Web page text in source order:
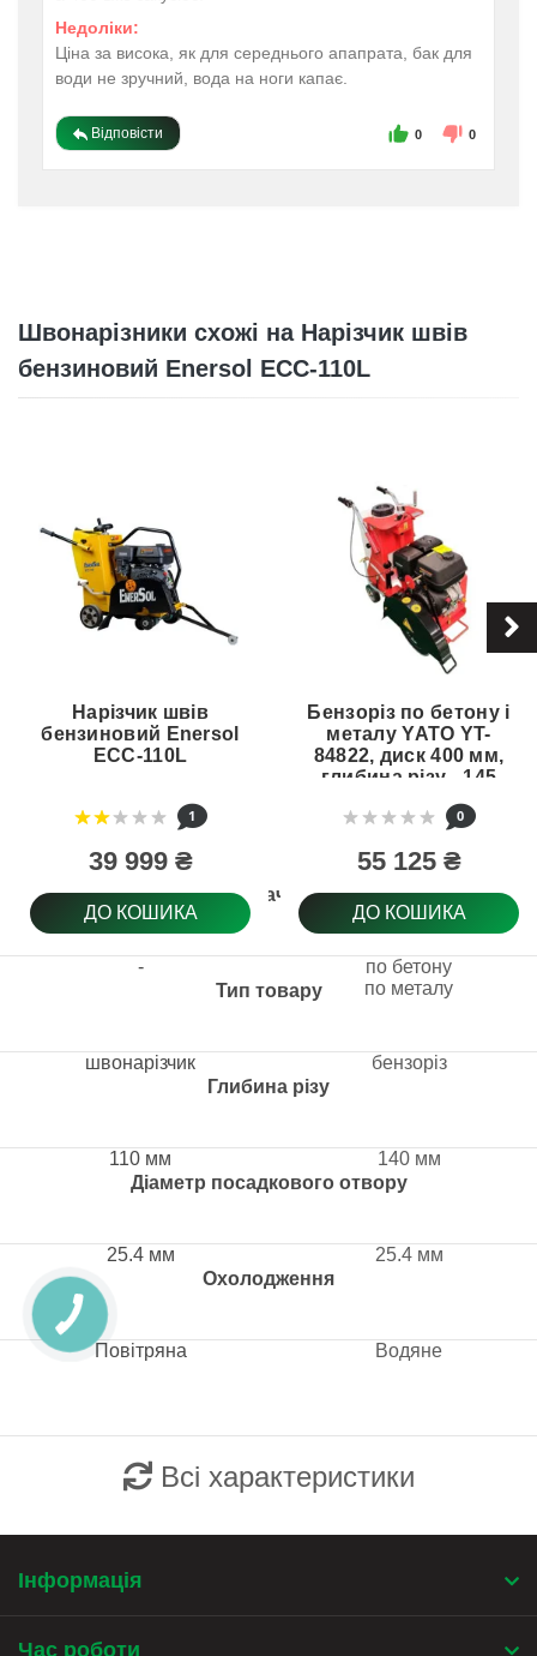
Недоліки:
Ціна за висока, як для середнього апапрата, бак для
води не зручний, вода на ноги капає.
Відповісти 0 0
Швонарізники схожі на Нарізчик швів
бензиновий Enersol ECC-110L
Призначення
Тип товару
Глибина різу
Діаметр посадкового отвору
Охолодження
Нарізчик швів
бензиновий Enersol
ECC-110L
1
39 999 ₴
ДО КОШИКА
-
швонарізчик
110 мм
25.4 мм
Повітряна
Бензоріз по бетону і
металу YATO YT-
84822, диск 400 мм,
глибина різу - 145
0
55 125 ₴
ДО КОШИКА
по бетону
по металу
бензоріз
140 мм
25.4 мм
Водяне
Всі характеристики
Інформація
Час роботи